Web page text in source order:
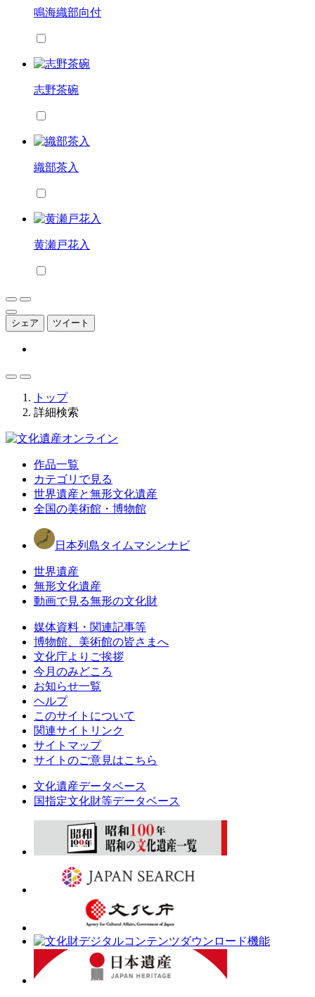
鳴海織部向付
志野茶碗
織部茶入
黄瀬戸花入
シェア ツイート
トップ
詳細検索
作品一覧
カテゴリで見る
世界遺産と無形文化遺産
全国の美術館・博物館
日本列島タイムマシンナビ
世界遺産
無形文化遺産
動画で見る無形の文化財
媒体資料・関連記事等
博物館、美術館の皆さまへ
文化庁よりご挨拶
今月のみどころ
お知らせ一覧
ヘルプ
このサイトについて
関連サイトリンク
サイトマップ
サイトのご意見はこちら
文化遺産データベース
国指定文化財等データベース